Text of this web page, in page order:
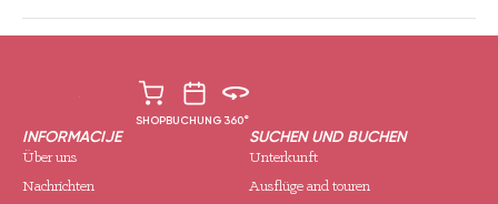
SHOPBUCHUNG 360°
INFORMACIJE
Über uns
Nachrichten
SUCHEN UND BUCHEN
Unterkunft
Ausflüge and touren